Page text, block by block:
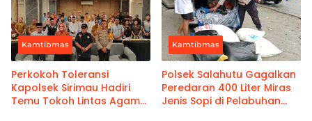
Kamtibmas
Perkokoh Toleransi
Kapolsek Sirimau Hadiri
Temu Tokoh Lintas Agama
Kamtibmas
Polsek Salahutu Gagalkan
Peredaran 400 Liter Miras
Jenis Sopi di Pelabuhan